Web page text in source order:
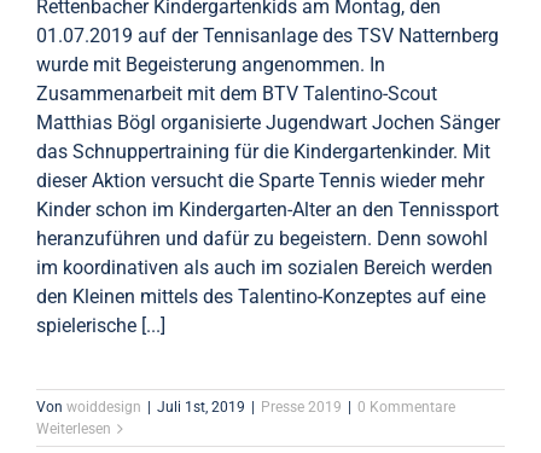
Rettenbacher Kindergartenkids am Montag, den
01.07.2019 auf der Tennisanlage des TSV Natternberg
wurde mit Begeisterung angenommen. In
Zusammenarbeit mit dem BTV Talentino-Scout
Matthias Bögl organisierte Jugendwart Jochen Sänger
das Schnuppertraining für die Kindergartenkinder. Mit
dieser Aktion versucht die Sparte Tennis wieder mehr
Kinder schon im Kindergarten-Alter an den Tennissport
heranzuführen und dafür zu begeistern. Denn sowohl
im koordinativen als auch im sozialen Bereich werden
den Kleinen mittels des Talentino-Konzeptes auf eine
spielerische [...]
Von woiddesign Juli 1st, 2019 Presse 2019
0 Kommentare
Weiterlesen